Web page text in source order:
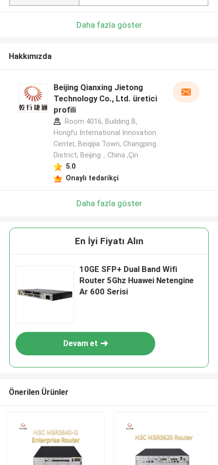
Daha fazla göster
Hakkımızda
Beijing Qianxing Jietong
Technology Co., Ltd. üretici
profili
Room 4016, Building B,
Hongfu International Innovation
Center, Beiqijia Town, Changping
District, Beijing，China ,Çin
5.0
Onaylı tedarikçi
Daha fazla göster
En İyi Fiyatı Alın
10GE SFP+ Dual Band Wifi
Router 5Ghz Huawei Netengine
Ar 600 Serisi
Devam et
Önerilen Ürünler